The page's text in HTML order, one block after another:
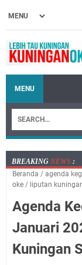
MENU
BREAKING NEWS :
Beranda / agenda
oke / liputan
Agenda
Januari
Kuningan